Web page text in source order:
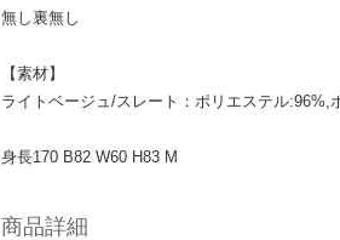
無し裏無し
【素材】
ライトベージュ/スレート：ポリエステル:96%,
身長170 B82 W60 H83 M
商品詳細